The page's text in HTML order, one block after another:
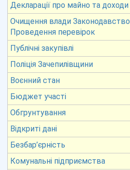
Декларації про майно та доходи
Очищення влади Законодавство
Проведення перевірок
Публічні закупівлі
Поліція Зачепилівщини
Воєнний стан
Бюджет участі
Обгрунтування
Відкриті дані
Безбар’єрність
Комунальні підприємства